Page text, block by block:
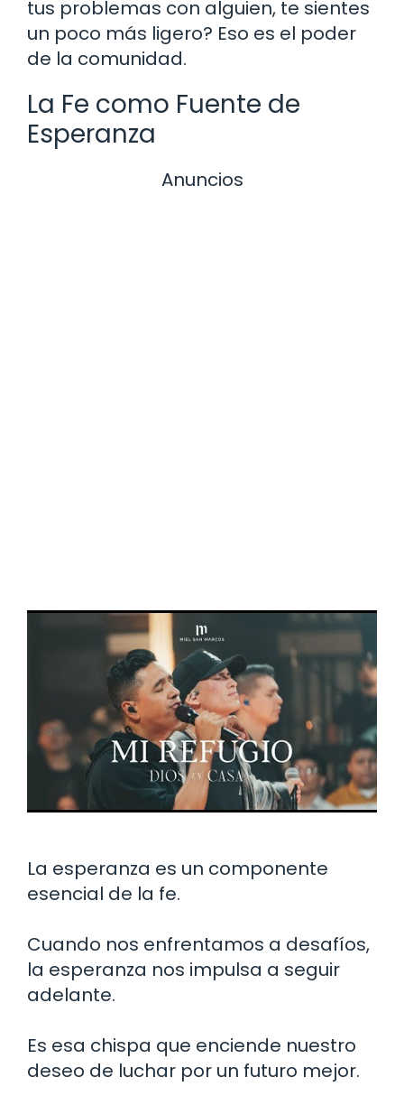
tus problemas con alguien, te sientes
un poco más ligero? Eso es el poder
de la comunidad.
La Fe como Fuente de
Esperanza
Anuncios
La esperanza es un componente
esencial de la fe.
Cuando nos enfrentamos a desafíos,
la esperanza nos impulsa a seguir
adelante.
Es esa chispa que enciende nuestro
deseo de luchar por un futuro mejor.